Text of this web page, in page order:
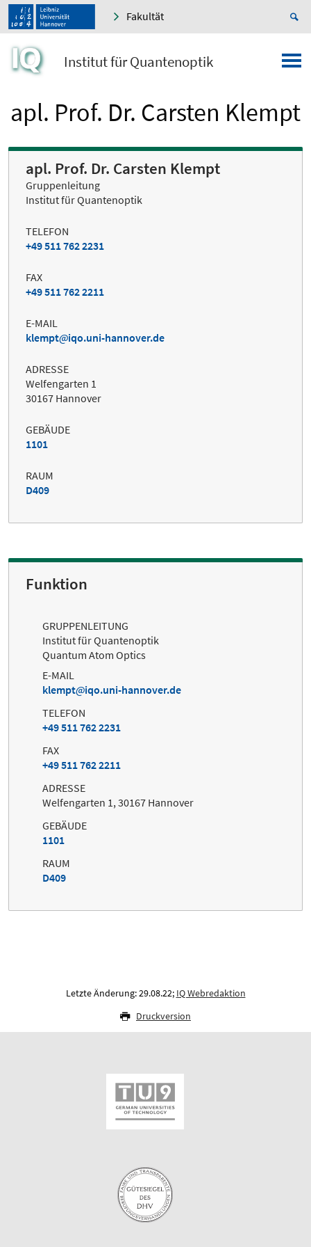
Fakultät
Institut für Quantenoptik
apl. Prof. Dr. Carsten Klempt
apl. Prof. Dr. Carsten Klempt
Gruppenleitung
Institut für Quantenoptik
TELEFON
+49 511 762 2231
FAX
+49 511 762 2211
E-MAIL
klempt
iqo.uni-hannover.de
ADRESSE
Welfengarten 1
30167 Hannover
GEBÄUDE
1101
RAUM
D409
Funktion
GRUPPENLEITUNG
Institut für Quantenoptik
Quantum Atom Optics
E-MAIL
klempt
iqo.uni-hannover.de
TELEFON
+49 511 762 2231
FAX
+49 511 762 2211
ADRESSE
Welfengarten 1, 30167 Hannover
GEBÄUDE
1101
RAUM
D409
Letzte Änderung: 29.08.22; IQ Webredaktion
Druckversion